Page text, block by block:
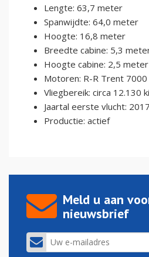
Lengte: 63,7 meter
Spanwijdte: 64,0 meter
Hoogte: 16,8 meter
Breedte cabine: 5,3
Hoogte cabine: 2,5 meter
Motoren: R-R Trent 7000
Vliegbereik: circa 12.130
Jaartal eerste vlucht: 2017
Productie: actief
Meld u aan
nieuwsbrief